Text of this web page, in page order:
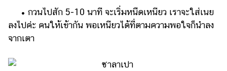
• กวนไปสัก 5-10 นาที จะเริ่มหนืดเหนียว เราจะใส่เนย
ลงไปค่ะ คนให้เข้ากัน พอเหนียวได้ที่ตามความพอใจก็นำลง
จากเตา